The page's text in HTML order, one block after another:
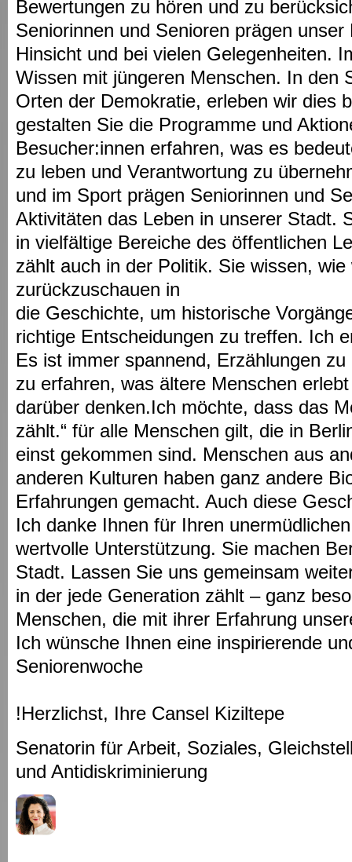
Bewertungen zu hören und zu
Seniorinnen und Senioren prägen
Hinsicht und bei vielen Gelegenheiten.
Wissen mit jüngeren Menschen. In den
Orten der Demokratie, erleben wir dies
gestalten Sie die Programme und
Besucher:innen erfahren, was es
zu leben und Verantwortung zu
und im Sport prägen Seniorinnen und
Aktivitäten das Leben in unserer Stadt.
in vielfältige Bereiche des öffentlichen
zählt auch in der Politik. Sie wissen,
zurückzuschauen in
die Geschichte, um historische
richtige Entscheidungen zu treffen. Ich
Es ist immer spannend, Erzählungen zu
zu erfahren, was ältere Menschen
darüber denken.Ich möchte, dass das
zählt.“ für alle Menschen gilt, die in
einst gekommen sind. Menschen aus
anderen Kulturen haben ganz andere
Erfahrungen gemacht. Auch diese
Ich danke Ihnen für Ihren
wertvolle Unterstützung. Sie machen
Stadt. Lassen Sie uns gemeinsam
in der jede Generation zählt – ganz
Menschen, die mit ihrer Erfahrung
Ich wünsche Ihnen eine inspirierende
Seniorenwoche
!Herzlichst, Ihre Cansel Kiziltepe
Senatorin für Arbeit, Soziales,
und Antidiskriminierung